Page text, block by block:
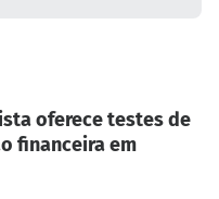
oferece testes de
financeira em